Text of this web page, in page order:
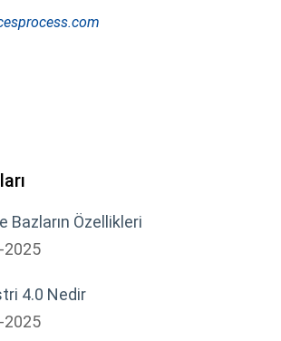
Bazların Özellikleri
2025
4.0 Nedir
2025